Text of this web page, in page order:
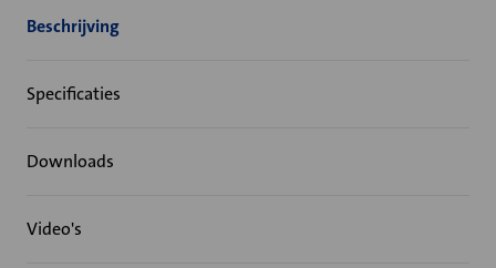
Beschrijving
Specificaties
Downloads
Video's